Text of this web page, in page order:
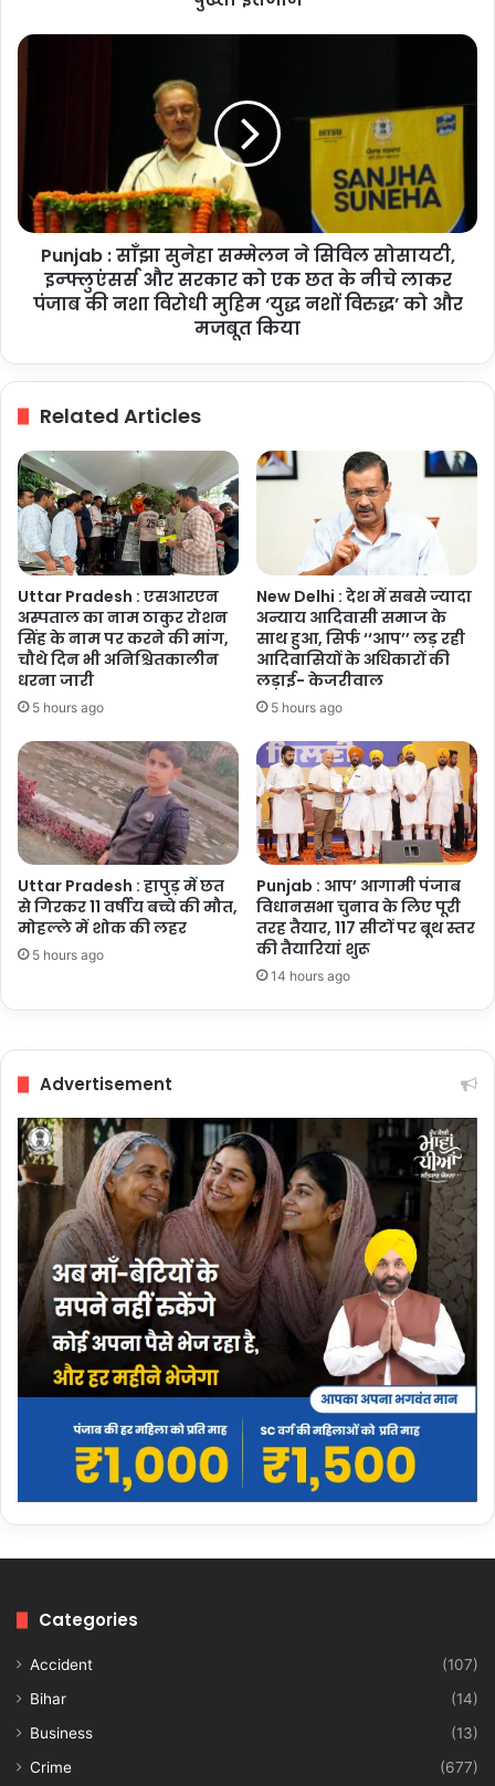
को
Punjab
सोसायटी,
इन्फ्लुएंसर्स
सरकार
के
लाकर
की
नशा
विरोधी
मुहिम
‘युद्ध
नशों
विरुद्ध’
को
और
मजबूत
Punjab : साँझा सुनेहा सम्मेलन ने सिविल सोसायटी,
इन्फ्लुएंसर्स और सरकार को एक छत के नीचे लाकर
पंजाब की नशा विरोधी मुहिम ‘युद्ध नशों विरुद्ध’ को और
मजबूत किया
Related Articles
Uttar Pradesh : एसआरएन
अस्पताल का नाम ठाकुर रोशन
सिंह के नाम पर करने की मांग,
चौथे दिन भी अनिश्चितकालीन
धरना जारी
5 hours ago
New Delhi : देश में सबसे ज्यादा
अन्याय आदिवासी समाज के
साथ हुआ, सिर्फ ‘‘आप’’ लड़ रही
आदिवासियों के अधिकारों की
लड़ाई- केजरीवाल
5 hours ago
Uttar Pradesh : हापुड़ में छत
से गिरकर 11 वर्षीय बच्चे की मौत,
मोहल्ले में शोक की लहर
5 hours ago
Punjab : आप’ आगामी पंजाब
विधानसभा चुनाव के लिए पूरी
तरह तैयार, 117 सीटों पर बूथ स्तर
की तैयारियां शुरू
14 hours ago
Advertisement
Categories
Accident
(107)
Bihar
(14)
Business
(13)
Crime
(677)